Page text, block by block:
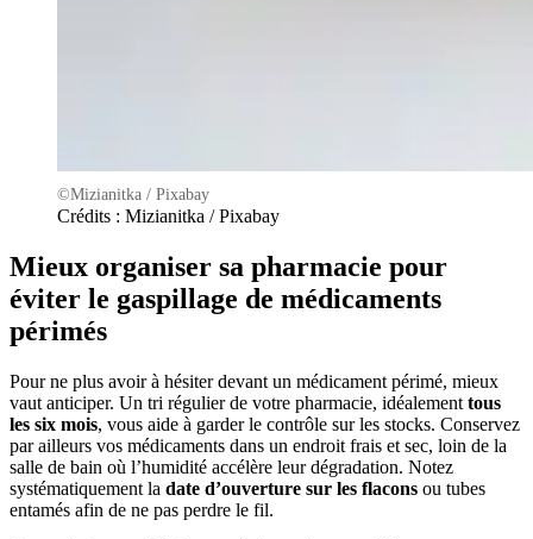
©Mizianitka / Pixabay
Crédits : Mizianitka / Pixabay
Mieux organiser sa pharmacie pour
éviter le gaspillage de médicaments
périmés
Pour ne plus avoir à hésiter devant un médicament périmé, mieux
vaut anticiper. Un tri régulier de votre pharmacie, idéalement tous
les six mois, vous aide à garder le contrôle sur les stocks. Conservez
par ailleurs vos médicaments dans un endroit frais et sec, loin de la
salle de bain où l’humidité accélère leur dégradation. Notez
systématiquement la date d’ouverture sur les flacons ou tubes
entamés afin de ne pas perdre le fil.